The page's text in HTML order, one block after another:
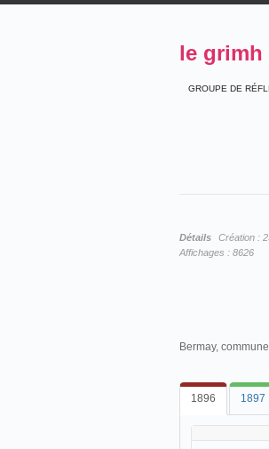
le grimh
GROUPE DE
Détails Création :
Affichages : 8626
Bermay,
1896 1897